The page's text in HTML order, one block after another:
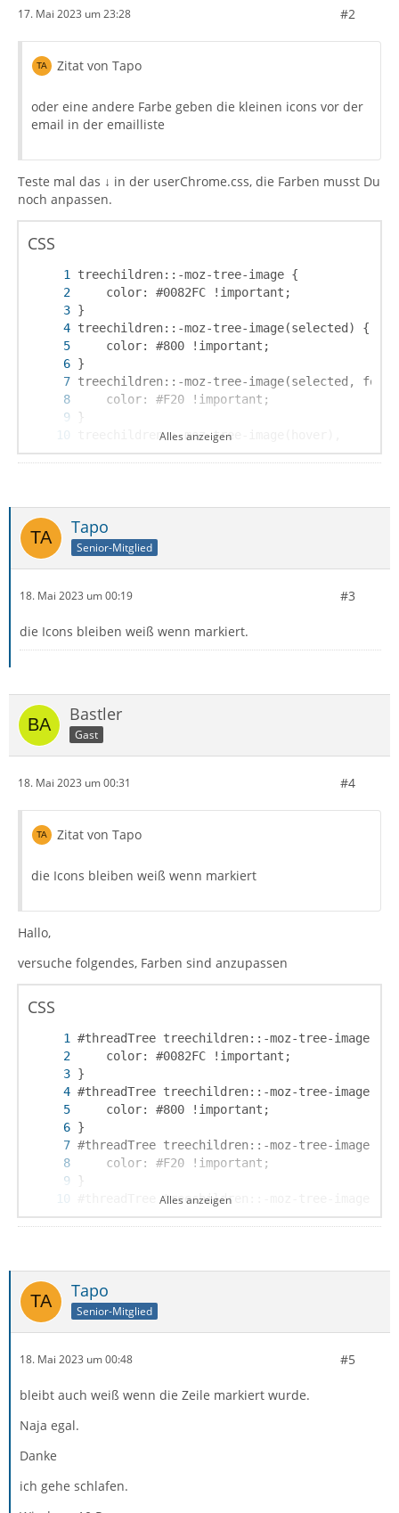
17. Mai 2023 um 23:28 #2
Zitat von Tapo
oder eine andere Farbe geben die kleinen icons vor der
email in der emailliste
Teste mal das ↓ in der userChrome.css, die Farben musst Du
noch anpassen.
CSS
}
Alles anzeigen
Tapo
Senior-Mitglied
18. Mai 2023 um 00:19 #3
die Icons bleiben weiß wenn markiert.
Bastler
Gast
18. Mai 2023 um 00:31 #4
Zitat von Tapo
die Icons bleiben weiß wenn markiert
Hallo,
versuche folgendes, Farben sind anzupassen
CSS
}
Alles anzeigen
Tapo
Senior-Mitglied
18. Mai 2023 um 00:48 #5
bleibt auch weiß wenn die Zeile markiert wurde.
Naja egal.
Danke
ich gehe schlafen.